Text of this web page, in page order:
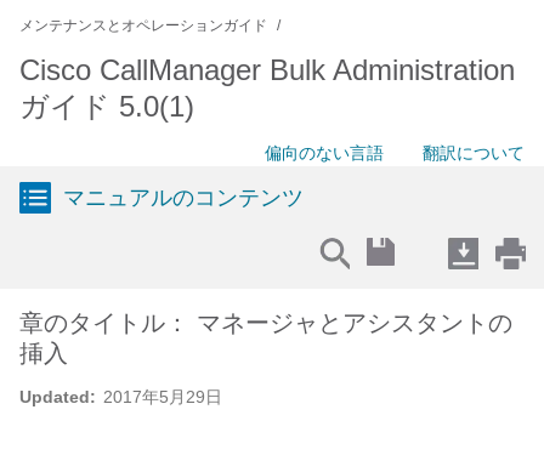
メンテナンスとオペレーションガイド
Cisco CallManager Bulk Administration
ガイド 5.0(1)
偏向のない言語 翻訳について
マニュアルのコンテンツ
Updated: 2017年5月29日
章のタイトル： マネージャとアシスタントの
挿入